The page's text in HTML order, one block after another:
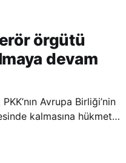
örgütü
devam
Avrupa Birliği’nin
kalmasına hükmetti.